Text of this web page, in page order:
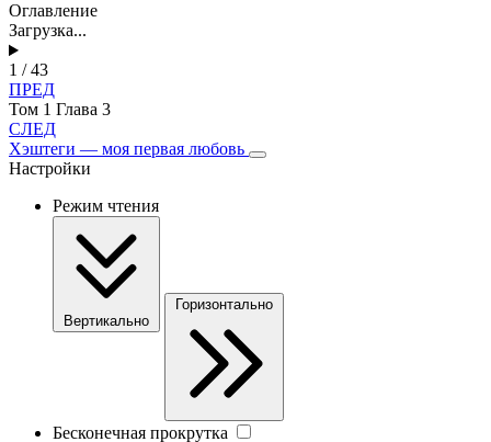
Оглавление
Загрузка...
1 / 43
ПРЕД
Том 1 Глава 3
СЛЕД
Хэштеги — моя первая любовь
Настройки
Режим чтения
Вертикально
Горизонтально
Бесконечная прокрутка